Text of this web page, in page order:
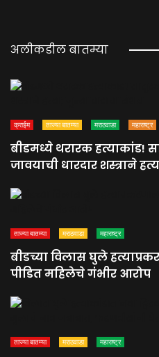
अलीकडील बातम्या
क्राईम ताज्या बातम्या मराठवाडा महाराष्ट्र
बीडमध्ये थरारक हत्याकांड!
जावयाची धारदार शस्त्राने
ताज्या बातम्या मराठवाडा महाराष्ट्र
बीडच्या विलास घुले
पीडित महिलेचे गंभीर आरोप
ताज्या बातम्या मराठवाडा महाराष्ट्र